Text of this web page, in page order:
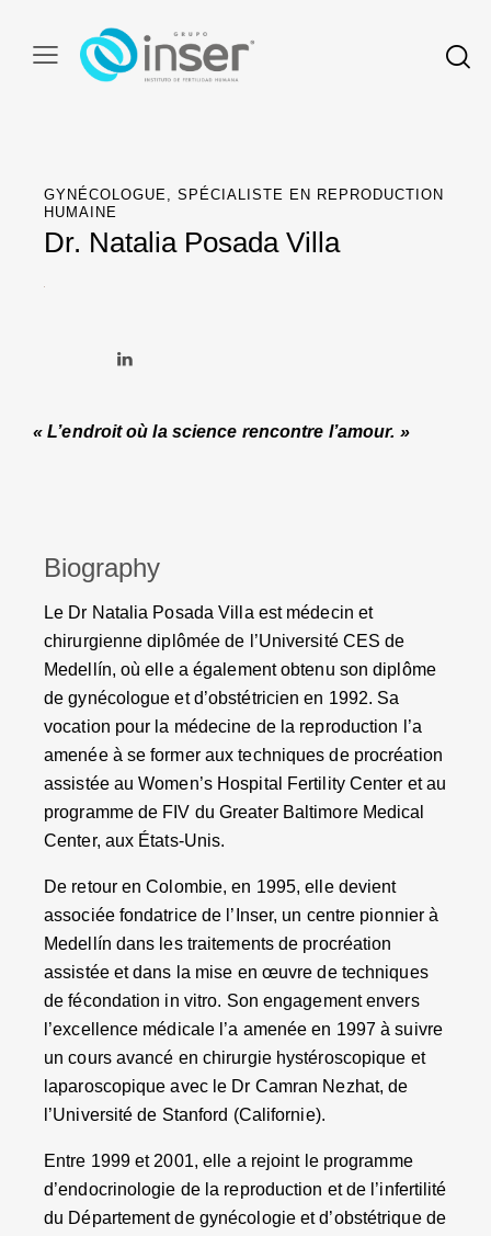
GYNÉCOLOGUE, SPÉCIALISTE EN REPRODUCTION
HUMAINE
Dr. Natalia Posada Villa
« L’endroit où la science rencontre l’amour. »
Biography
Le Dr Natalia Posada Villa est médecin et
chirurgienne diplômée de l’Université CES de
Medellín, où elle a également obtenu son diplôme
de gynécologue et d’obstétricien en 1992. Sa
vocation pour la médecine de la reproduction l’a
amenée à se former aux techniques de procréation
assistée au Women’s Hospital Fertility Center et au
programme de FIV du Greater Baltimore Medical
Center, aux États-Unis.
De retour en Colombie, en 1995, elle devient
associée fondatrice de l’Inser, un centre pionnier à
Medellín dans les traitements de procréation
assistée et dans la mise en œuvre de techniques
de fécondation in vitro. Son engagement envers
l’excellence médicale l’a amenée en 1997 à suivre
un cours avancé en chirurgie hystéroscopique et
laparoscopique avec le Dr Camran Nezhat, de
l’Université de Stanford (Californie).
Entre 1999 et 2001, elle a rejoint le programme
d’endocrinologie de la reproduction et de l’infertilité
du Département de gynécologie et d’obstétrique de